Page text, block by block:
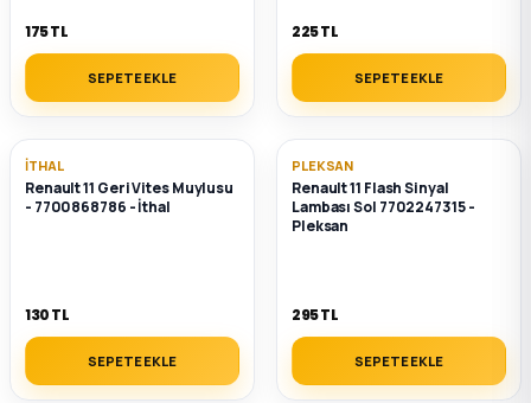
Parça
Parça
175 TL
SEPETE EKLE
225 TL
SEPETE EKLE
İTHAL
Renault 11 Geri Vites Muylusu
- 7700868786 - İthal
130 TL
SEPETE EKLE
PLEKSAN
Renault 11 Flash Sinyal
Lambası Sol 7702247315 -
Pleksan
295 TL
SEPETE EKLE